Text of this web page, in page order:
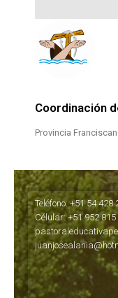
Coordinación
Provincia
Teléfono: +51 54 428
Célular: +51 952 815